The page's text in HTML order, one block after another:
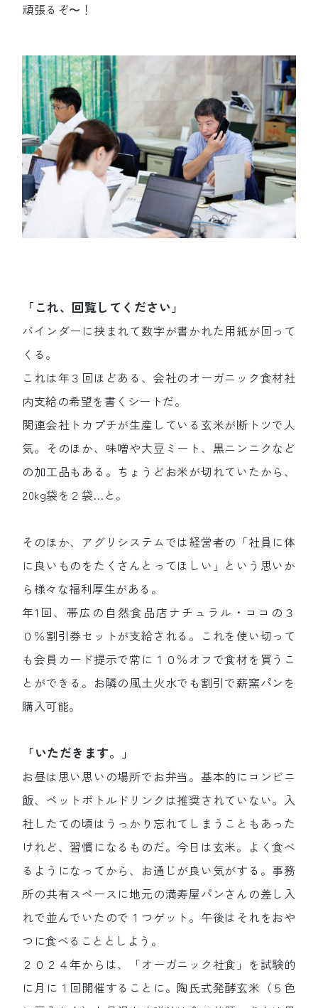
頑張るぞ〜！
「これ、回覧してください」
バインダーに挟まれて数字が書かれた用紙が回って
くる。
これは年３回ほどある、会社のオーガニック食材社
内支給の希望を書くシートだ。
関連会社トカプチが生産している玄米が断トツで人
気。そのほか、味噌や大豆ミート、黒ニンニクなど
の加工品もある。ちょうどお米が切れていたから、
20kg袋を２袋…と。
そのほか、アグリシステムでは経営者の「社員に体
に良いものをたくさんとってほしい」という思いか
ら様々な福利厚生がある。
年1回、帯広の自然食品店ナチュラル・ココの３
０％割引券セットが支給される。これを使い切って
も会員カード提示で常に１０％オフで食材を買うこ
とができる。お隣の風土火水でも割引で薪窯パンを
購入可能。
「いただきます。」
お昼は思い思いの場所でお弁当。基本的にコンビニ
飯、ペットボトルドリンクは推奨されていない。入
社したての頃はうっかり忘れてしまうこともあった
けれど、習慣になるものだ。今日は玄米。よく食べ
るようになってから、お通じが良い気がする。事務
所の共有スペースに地元の満寿屋パンさんの差し入
れで並んでいたので１つゲット。午後はそれをおや
つに食べることとしよう。
２０２４年からは、「オーガニック社食」を試験的
に月に１回開催することに。陶氏式発酵玄米（５色